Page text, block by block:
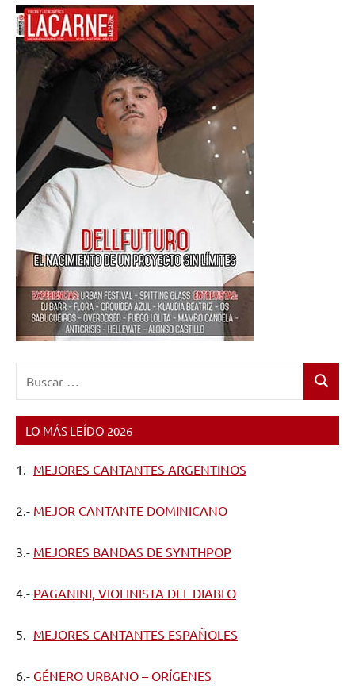
Buscar
LO MÁS LEÍDO 2026
1.- MEJORES CANTANTES ARGENTINOS
2.- MEJOR CANTANTE DOMINICANO
3.- MEJORES BANDAS DE SYNTHPOP
4.- PAGANINI, VIOLINISTA DEL DIABLO
5.- MEJORES CANTANTES ESPAÑOLES
6.- GÉNERO URBANO – ORÍGENES